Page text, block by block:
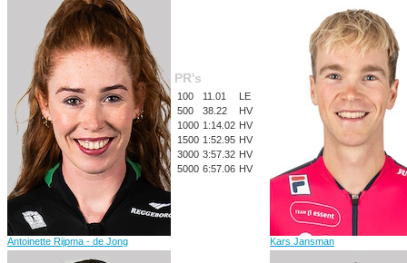
Antoinette Rijpma - de Jong
PR's
100 11.01
LE
500
38.22
HV
1000 1:14.02 HV
1500 1:52.95 HV
3000 3:57.32 HV
5000 6:57.06 HV
Kars Jansman